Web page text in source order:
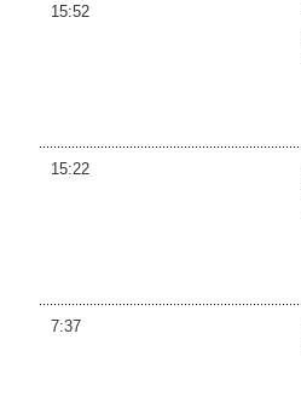
15:52
15:22
7:37